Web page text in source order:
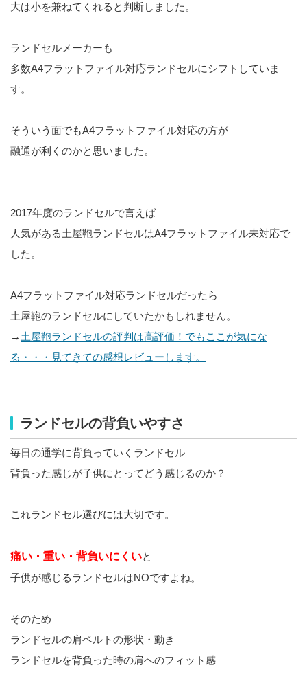
大は小を兼ねてくれると判断しました。
ランドセルメーカーも
多数A4フラットファイル対応ランドセルにシフトしていま
す。
そういう面でもA4フラットファイル対応の方が
融通が利くのかと思いました。
2017年度のランドセルで言えば
人気がある土屋鞄ランドセルはA4フラットファイル未対応で
した。
A4フラットファイル対応ランドセルだったら
土屋鞄のランドセルにしていたかもしれません。
→ 土屋鞄ランドセルの評判は高評価！でもここが気にな
る・・・見てきての感想レビューします。
ランドセルの背負いやすさ
毎日の通学に背負っていくランドセル
背負った感じが子供にとってどう感じるのか？
これランドセル選びには大切です。
痛い・重い・背負いにくいと
子供が感じるランドセルはNOですよね。
そのため
ランドセルの肩ベルトの形状・動き
ランドセルを背負った時の肩へのフィット感